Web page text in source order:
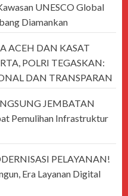
UNESCO Global
Diamankan
ACEH DAN KASAT
POLRI TEGASKAN:
DAN TRANSPARAN
JEMBATAN
Pemulihan Infrastruktur
PELAYANAN!
Era Layanan Digital